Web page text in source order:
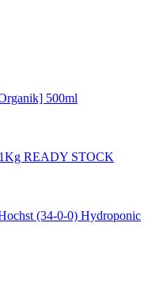
500ml
1Kg READY STOCK
(34-0-0) Hydroponic